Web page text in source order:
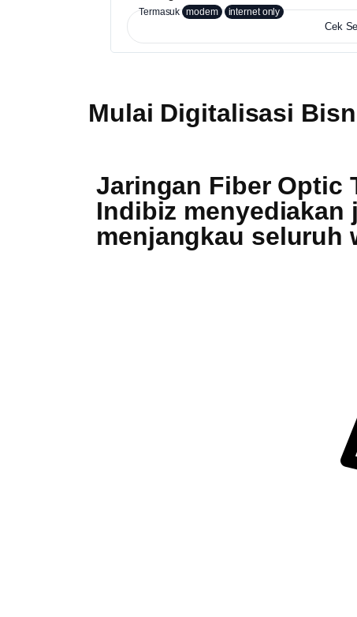
Termasuk modem internet only
Cek
Mulai Digitalisasi
Jaringan Fiber Optic
Indibiz
menjangkau seluruh